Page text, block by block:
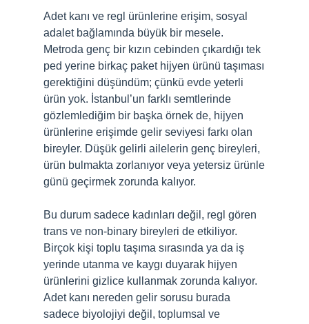
Adet kanı ve regl ürünlerine erişim, sosyal
adalet bağlamında büyük bir mesele.
Metroda genç bir kızın cebinden çıkardığı tek
ped yerine birkaç paket hijyen ürünü taşıması
gerektiğini düşündüm; çünkü evde yeterli
ürün yok. İstanbul’un farklı semtlerinde
gözlemlediğim bir başka örnek de, hijyen
ürünlerine erişimde gelir seviyesi farkı olan
bireyler. Düşük gelirli ailelerin genç bireyleri,
ürün bulmakta zorlanıyor veya yetersiz ürünle
günü geçirmek zorunda kalıyor.
Bu durum sadece kadınları değil, regl gören
trans ve non-binary bireyleri de etkiliyor.
Birçok kişi toplu taşıma sırasında ya da iş
yerinde utanma ve kaygı duyarak hijyen
ürünlerini gizlice kullanmak zorunda kalıyor.
Adet kanı nereden gelir sorusu burada
sadece biyolojiyi değil, toplumsal ve